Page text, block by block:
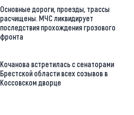
Основные дороги, проезды, трассы
расчищены. МЧС ликвидирует
последствия прохождения грозового
фронта
Кочанова встретилась с сенаторами
Брестской области всех созывов в
Коссовском дворце